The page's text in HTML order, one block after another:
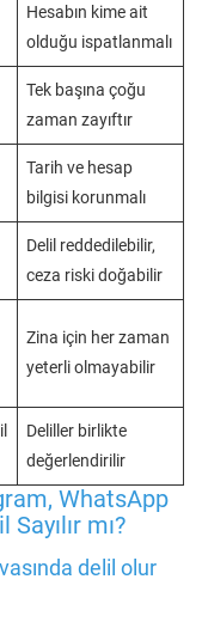
Hesabın kime ait
olduğu ispatlanmalı
Tek başına çoğu
zaman zayıftır
Tarih ve hesap
bilgisi korunmalı
Delil reddedilebilir,
ceza riski doğabilir
Zina için her zaman
yeterli olmayabilir
Deliller birlikte
değerlendirilir
WhatsApp
mı?
delil olur